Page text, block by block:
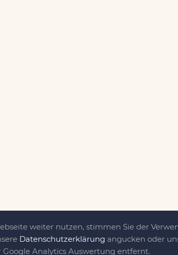
weiter nutzen, stimmen Sie der
Datenschutzerklärung angucken oder
Google Analytics Auswertung entfernt.